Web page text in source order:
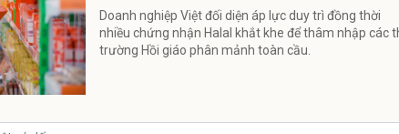
Doanh nghiệp Việt đối diện áp lực duy trì đồng thời
nhiều chứng nhận Halal khắt khe để thâm nhập các
trường Hồi giáo phân mảnh toàn cầu.